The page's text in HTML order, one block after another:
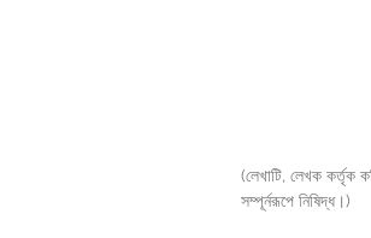
(লেখাটি, লেখক কর্তৃক
সম্পূর্নরূপে নিষিদ্ধ।)